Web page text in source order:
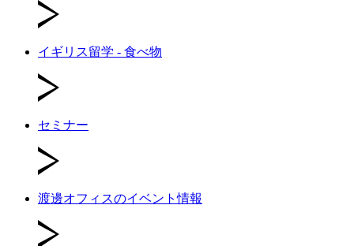
イギリス留学 - 食べ物
セミナー
渡邊オフィスのイベント情報